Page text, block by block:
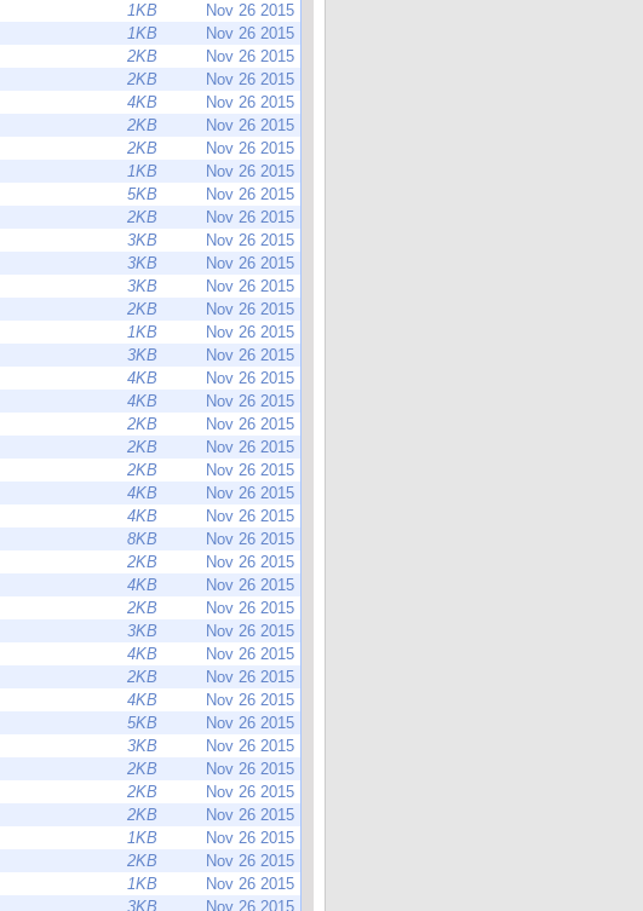
1KB
Nov 26 2015
1KB
Nov 26 2015
2KB
Nov 26 2015
2KB
Nov 26 2015
4KB
Nov 26 2015
2KB
Nov 26 2015
2KB
Nov 26 2015
1KB
Nov 26 2015
5KB
Nov 26 2015
2KB
Nov 26 2015
3KB
Nov 26 2015
3KB
Nov 26 2015
3KB
Nov 26 2015
2KB
Nov 26 2015
1KB
Nov 26 2015
3KB
Nov 26 2015
4KB
Nov 26 2015
4KB
Nov 26 2015
2KB
Nov 26 2015
2KB
Nov 26 2015
2KB
Nov 26 2015
4KB
Nov 26 2015
4KB
Nov 26 2015
8KB
Nov 26 2015
2KB
Nov 26 2015
4KB
Nov 26 2015
2KB
Nov 26 2015
3KB
Nov 26 2015
4KB
Nov 26 2015
2KB
Nov 26 2015
4KB
Nov 26 2015
5KB
Nov 26 2015
3KB
Nov 26 2015
2KB
Nov 26 2015
2KB
Nov 26 2015
2KB
Nov 26 2015
1KB
Nov 26 2015
2KB
Nov 26 2015
1KB
Nov 26 2015
3KB Nov 26 2015